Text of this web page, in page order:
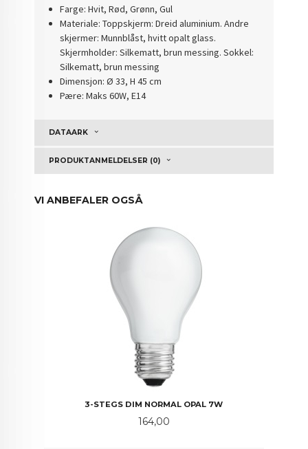
Farge: Hvit, Rød, Grønn, Gul
Materiale: Toppskjerm: Dreid aluminium. Andre
skjermer: Munnblåst, hvitt opalt glass.
Skjermholder: Silkematt, brun messing. Sokkel:
Silkematt, brun messing
Dimensjon: Ø 33, H 45 cm
Pære: Maks 60W, E14
DATAARK
PRODUKTANMELDELSER (0)
VI ANBEFALER OGSÅ
3-STEGS DIM NORMAL OPAL 7W
Pris
164,00